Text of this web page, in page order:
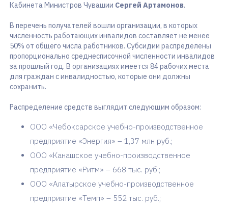
Кабинета Министров Чувашии Сергей Артамонов.
В перечень получателей вошли организации, в которых
численность работающих инвалидов составляет не менее
50% от общего числа работников. Субсидии распределены
пропорционально среднесписочной численности инвалидов
за прошлый год. В организациях имеется 84 рабочих места
для граждан с инвалидностью, которые они должны
сохранить.
Распределение средств выглядит следующим образом:
ООО «Чебоксарское учебно-производственное
предприятие «Энергия» – 1,37 млн руб.;
ООО «Канашское учебно-производственное
предприятие «Ритм» – 668 тыс. руб.;
ООО «Алатырское учебно-производственное
предприятие «Темп» – 552 тыс. руб.;